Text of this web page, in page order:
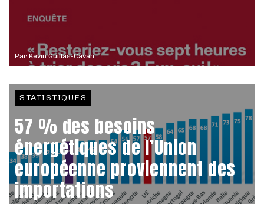
Par Kevin Guillas-Cavan
STATISTIQUES
57 % des besoins
énergétiques de l’Union
européenne proviennent des
importations